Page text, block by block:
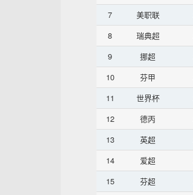
7
美职联
8
瑞典超
9
挪超
10
芬甲
11
世界杯
12
德丙
13
英超
14
爱超
15
芬超